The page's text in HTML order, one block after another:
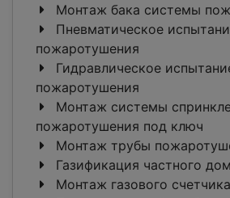
Монтаж бака системы
Пневматическое
пожаротушения
Гидравлическое
пожаротушения
Монтаж системы
пожаротушения под ключ
Монтаж трубы
Газификация частного
Монтаж газового счетчика